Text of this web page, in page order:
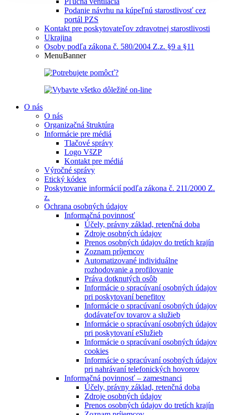
Podanie návrhu na kúpeľnú starostlivosť cez
portál PZS
Kontakt pre poskytovateľov zdravotnej starostlivosti
Ukrajina
Osoby podľa zákona č. 580/2004 Z.z. §9 a §11
MenuBanner
O nás
O nás
Organizačná štruktúra
Informácie pre médiá
Tlačové správy
Logo VšZP
Kontakt pre médiá
Výročné správy
Etický kódex
Poskytovanie informácií podľa zákona č. 211/2000 Z.
z.
Ochrana osobných údajov
Informačná povinnosť
Účely, právny základ, retenčná doba
Zdroje osobných údajov
Prenos osobných údajov do tretích krajín
Zoznam príjemcov
Automatizované individuálne
rozhodovanie a profilovanie
Práva dotknutých osôb
Informácie o spracúvaní osobných údajov
pri poskytovaní benefitov
Informácie o spracúvaní osobných údajov
dodávateľov tovarov a služieb
Informácie o spracúvaní osobných údajov
pri poskytovaní eSlužieb
Informácie o spracúvaní osobných údajov
cookies
Informácie o spracúvaní osobných údajov
pri nahrávaní telefonických hovorov
Informačná povinnosť – zamestnanci
Účely, právny základ, retenčná doba
Zdroje osobných údajov
Prenos osobných údajov do tretích krajín